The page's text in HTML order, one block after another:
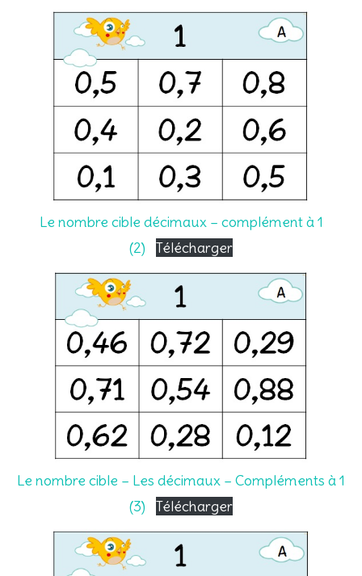
Le nombre cible décimaux – complément à 1
(2)
Télécharger
Le nombre cible – Les décimaux – Compléments à 1
(3)
Télécharger